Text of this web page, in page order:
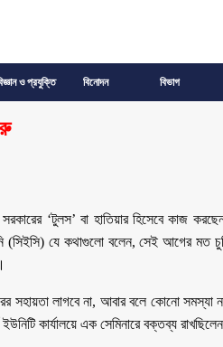
ও প্রযুক্তি বিনোদন বিভাগ
‘টুলস’ বা হাতিয়ার হিসেবে কাজ
(সিইসি) যে কথাগুলো বলেন, সেই আগের মত
সহায়তা লাগবে না, আবার বলে কোনো
ইউনিটি কার্যালয়ে এক সেমিনারে বক্তব্য